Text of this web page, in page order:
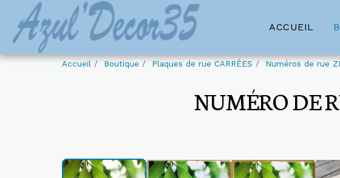
ACCUEIL
Accueil Boutique Plaques de rue CARRÉES Numéros de rue
NUMÉRO DE